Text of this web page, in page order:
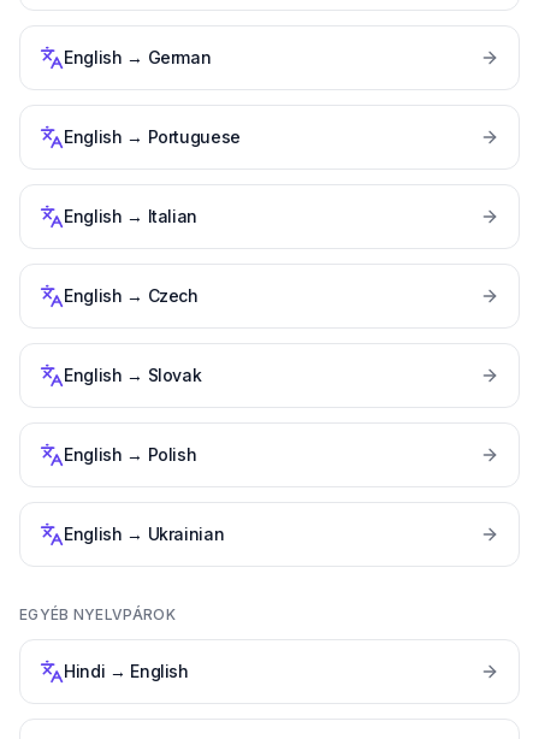
English → German
English → Portuguese
English → Italian
English → Czech
English → Slovak
English → Polish
English → Ukrainian
EGYÉB NYELVPÁROK
Hindi → English